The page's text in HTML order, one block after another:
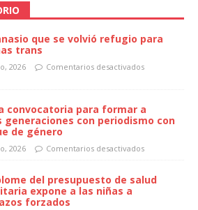
que se volvió refugio para
trans
2026 Comentarios desactivados
convocatoria para formar a
generaciones con periodismo con
de género
2026 Comentarios desactivados
del presupuesto de salud
expone a las niñas a
forzados